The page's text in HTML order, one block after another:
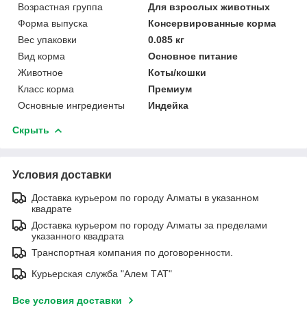
Возрастная группа
Для взрослых животных
Форма выпуска
Консервированные корма
Вес упаковки
0.085 кг
Вид корма
Основное питание
Животное
Коты/кошки
Класс корма
Премиум
Основные ингредиенты
Индейка
Скрыть
Условия доставки
Доставка курьером по городу Алматы в указанном
квадрате
Доставка курьером по городу Алматы за пределами
указанного квадрата
Транспортная компания по договоренности.
Курьерская служба "Алем ТАТ"
Все условия доставки